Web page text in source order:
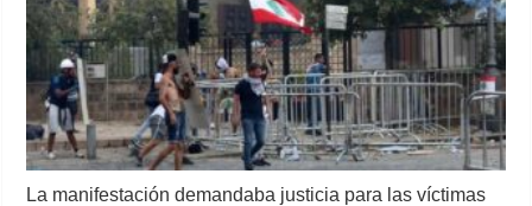
La manifestación demandaba justicia para las víctimas